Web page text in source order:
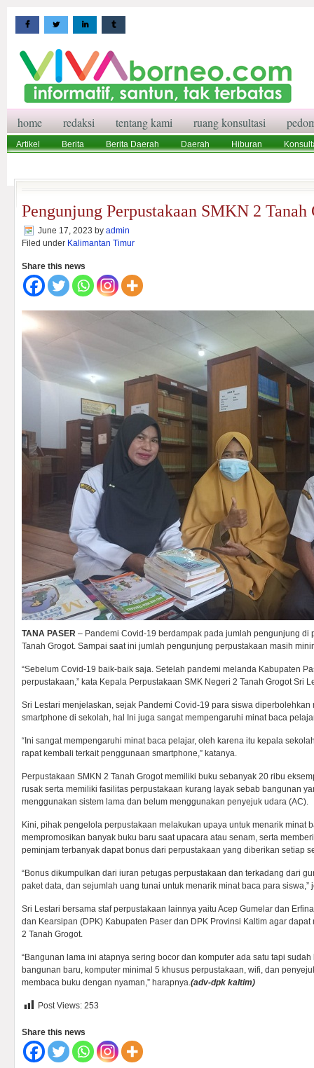
home redaksi tentang kami ruang konsultasi
Artikel Berita Berita Daerah Daerah Hiburan
Pengunjung Perpustakaan SMKN 2
June 17, 2023 by admin
Filed under Kalimantan Timur
Share this news
TANA PASER – Pandemi Covid-19 berdampak pada jumlah pengunjung di
Tanah Grogot. Sampai saat ini jumlah pengunjung perpustakaan masih
“Sebelum Covid-19 baik-baik saja. Setelah pandemi melanda Kabupaten
perpustakaan,” kata Kepala Perpustakaan SMK Negeri 2 Tanah Grogot Sri
Sri Lestari menjelaskan, sejak Pandemi Covid-19 para siswa
smartphone di sekolah, hal Ini juga sangat mempengaruhi minat baca
“Ini sangat mempengaruhi minat baca pelajar, oleh karena itu kepala
rapat kembali terkait penggunaan smartphone,” katanya.
Perpustakaan SMKN 2 Tanah Grogot memiliki buku sebanyak 20 ribu
rusak serta memiliki fasilitas perpustakaan kurang layak sebab bangunan
menggunakan sistem lama dan belum menggunakan penyejuk udara (AC).
Kini, pihak pengelola perpustakaan melakukan upaya untuk menarik minat
mempromosikan banyak buku baru saat upacara atau senam, serta
peminjam terbanyak dapat bonus dari perpustakaan yang diberikan setiap
“Bonus dikumpulkan dari iuran petugas perpustakaan dan terkadang dari
paket data, dan sejumlah uang tunai untuk menarik minat baca para siswa,”
Sri Lestari bersama staf perpustakaan lainnya yaitu Acep Gumelar dan
dan Kearsipan (DPK) Kabupaten Paser dan DPK Provinsi Kaltim agar
2 Tanah Grogot.
“Bangunan lama ini atapnya sering bocor dan komputer ada satu tapi
bangunan baru, komputer minimal 5 khusus perpustakaan, wifi, dan
membaca buku dengan nyaman,” harapnya.(adv-dpk kaltim)
Post Views: 253
Share this news